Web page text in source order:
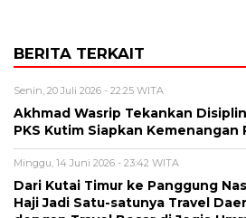
BERITA TERKAIT
Senin, 20 Juli 2026 - 22:25 WITA
Akhmad Wasrip Tekankan
PKS Kutim Siapkan Kemenangan
Minggu, 14 Juni 2026 - 23:42 WITA
Dari Kutai Timur ke Panggung
Haji Jadi Satu-satunya Travel